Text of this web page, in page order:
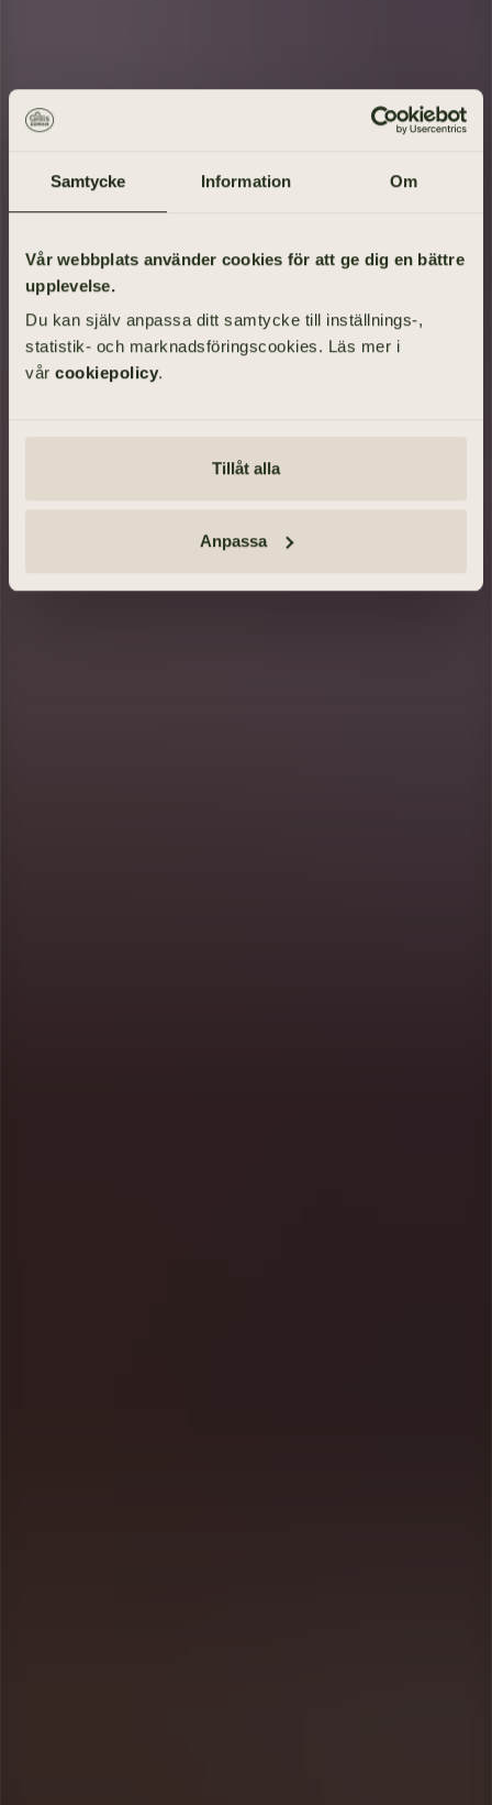
Samtycke Information Om
Vår webbplats använder cookies för att ge dig en bättre
upplevelse.
Du kan själv anpassa ditt samtycke till inställnings-,
statistik- och marknadsföringscookies. Läs mer i
vår cookiepolicy.
Tillåt alla
Anpassa
Gå på begravning